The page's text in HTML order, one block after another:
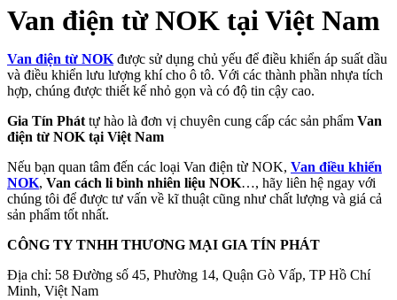
Van điện từ NOK tại Việt Nam
Van điện từ NOK được sử dụng chủ yếu để điều khiển áp suất dầu
và điều khiển lưu lượng khí cho ô tô. Với các thành phần nhựa tích
hợp, chúng được thiết kế nhỏ gọn và có độ tin cậy cao.
Gia Tín Phát tự hào là đơn vị chuyên cung cấp các sản phẩm Van
điện từ NOK tại Việt Nam
Nếu bạn quan tâm đến các loại Van điện từ NOK, Van điều khiển
NOK, Van cách li bình nhiên liệu NOK…, hãy liên hệ ngay với
chúng tôi để được tư vấn về kĩ thuật cũng như chất lượng và giá cả
sản phẩm tốt nhất.
CÔNG TY TNHH THƯƠNG MẠI GIA TÍN PHÁT
Địa chỉ: 58 Đường số 45, Phường 14, Quận Gò Vấp, TP Hồ Chí
Minh, Việt Nam